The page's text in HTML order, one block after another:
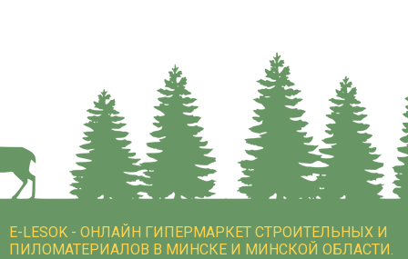
E-LESOK - ОНЛАЙН ГИПЕРМАРКЕТ СТРОИТЕЛЬНЫХ И
ПИЛОМАТЕРИАЛОВ В МИНСКЕ И МИНСКОЙ ОБЛАСТИ.